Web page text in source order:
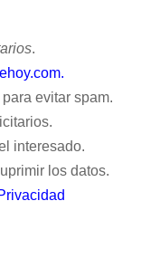
.
evitar spam.
interesado.
los datos.